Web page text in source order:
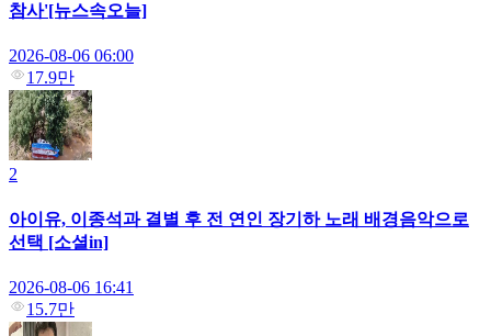
참사'[뉴스속오늘]
2026-08-06 06:00
17.9만
2
아이유, 이종석과 결별 후 전 연인 장기하 노래 배경음악으로
선택 [소셜in]
2026-08-06 16:41
15.7만